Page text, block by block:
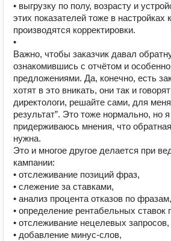
• выгрузку по полу, возрасту и
этих показателей тоже в настройках
производятся корректировки.
•
Важно, чтобы заказчик давал
ознакомившись с отчётом и
предложениями. Да, конечно, есть
хотят в это вникать, они так и
директологи, решайте сами, для
результат”. Это тоже нормально, но
придерживаюсь мнения, что
нужна.
Это и многое другое делается при
кампании:
• отслеживание позиций фраз,
• слежение за ставками,
• анализ процента отказов по фразам,
• определение рентабельных ставок
• отслеживание нецелевых запросов,
• добавление минус-слов,